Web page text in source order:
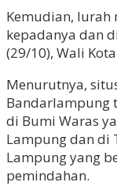
Kemudian, lurah
kepadanya dan
(29/10), Wali
Menurutnya,
Bandarlampung
di Bumi Waras
Lampung dan di
Lampung yang
pemindahan.